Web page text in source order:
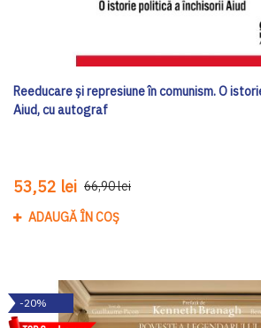
Reeducare și represiune în comunism. O
Aiud, cu autograf
53,52 lei 66,90 lei
ADAUGĂ ÎN COȘ
-20%